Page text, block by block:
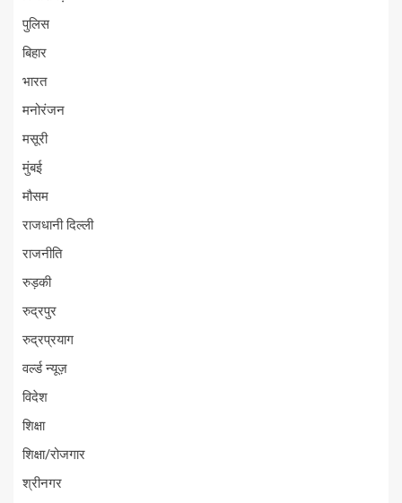
पुलिस
बिहार
भारत
मनोरंजन
मसूरी
मुंबई
मौसम
राजधानी दिल्ली
राजनीति
रुड़की
रुद्रपुर
रुद्रप्रयाग
वर्ल्ड न्यूज़
विदेश
शिक्षा
शिक्षा/रोजगार
श्रीनगर